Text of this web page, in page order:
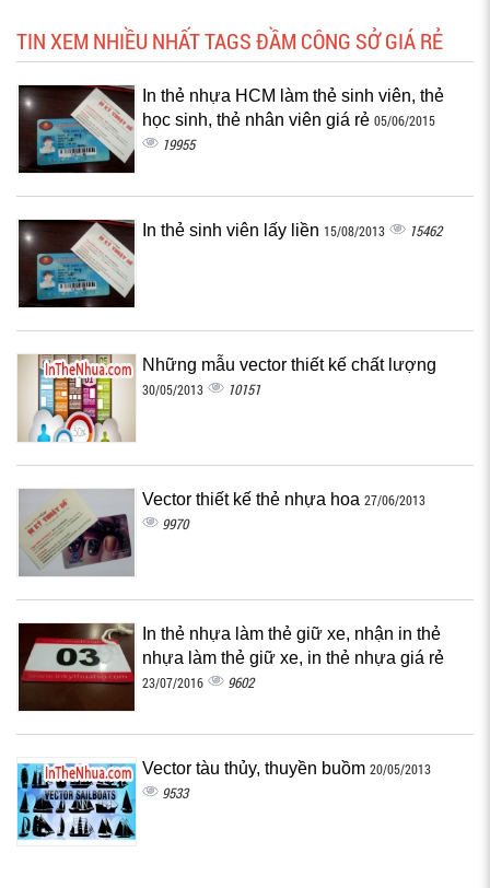
TIN XEM NHIỀU NHẤT TAGS ĐẦM CÔNG SỞ GIÁ RẺ
In thẻ nhựa HCM làm thẻ sinh viên, thẻ
học sinh, thẻ nhân viên giá rẻ 05/06/2015
19955
In thẻ sinh viên lấy liền 15/08/2013 15462
Những mẫu vector thiết kế chất lượng
30/05/2013 10151
Vector thiết kế thẻ nhựa hoa 27/06/2013
9970
In thẻ nhựa làm thẻ giữ xe, nhận in thẻ
nhựa làm thẻ giữ xe, in thẻ nhựa giá rẻ
23/07/2016 9602
Vector tàu thủy, thuyền buồm 20/05/2013
9533